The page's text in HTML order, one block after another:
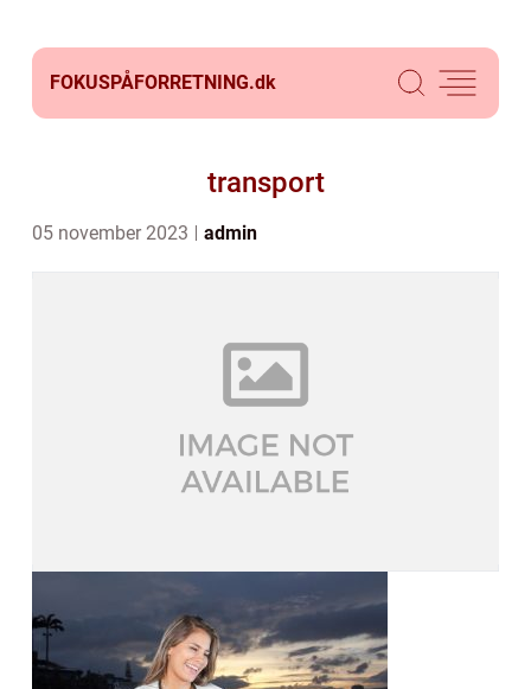
FOKUSPÅFORRETNING.dk
transport
05 november 2023 admin